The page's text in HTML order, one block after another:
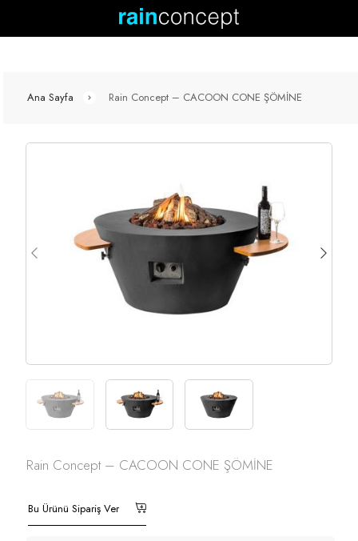
Ana Sayfa Rain Concept – CACOON CONE ŞÖMİNE
Rain Concept – CACOON CONE ŞÖMİNE
Bu Ürünü Sipariş Ver